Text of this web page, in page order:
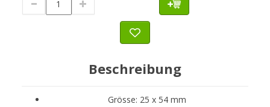
Beschreibung
Grösse: 25 x 54 mm